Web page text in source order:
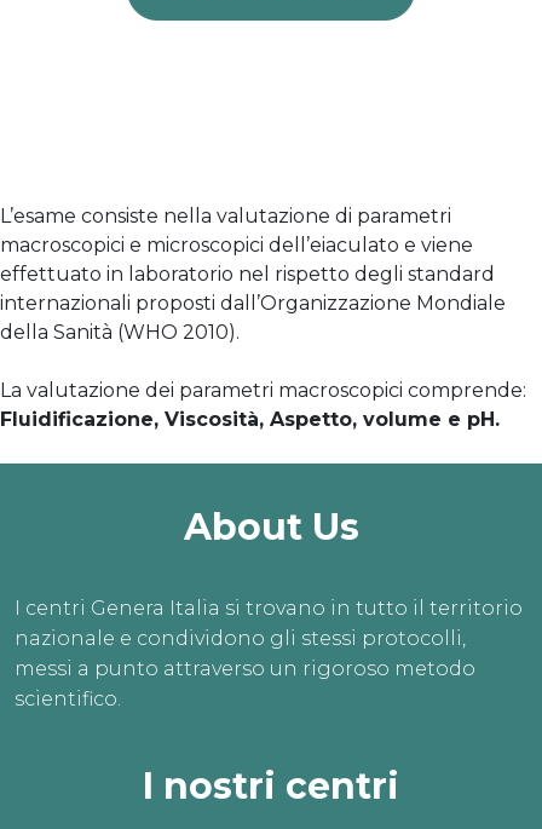
L’esame consiste nella valutazione di parametri
macroscopici e microscopici dell’eiaculato e viene
effettuato in laboratorio nel rispetto degli standard
internazionali proposti dall’Organizzazione Mondiale
della Sanità (WHO 2010).
La valutazione dei parametri macroscopici comprende:
Fluidificazione, Viscosità, Aspetto, volume e pH.
About Us
I centri Genera Italia si trovano in tutto il territorio
nazionale e condividono gli stessi protocolli,
messi a punto attraverso un rigoroso metodo
scientifico.
I nostri centri